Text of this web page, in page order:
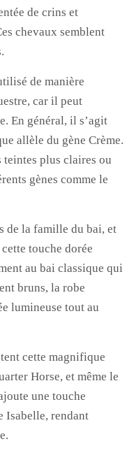
de crins et
chevaux semblent
de manière
car il peut
En général, il s’agit
allèle du gène Crème.
plus claires ou
gènes comme le
de la famille du bai, et
touche dorée
au bai classique qui
bruns, la robe
lumineuse tout au
cette magnifique
Horse, et même le
une touche
Isabelle, rendant